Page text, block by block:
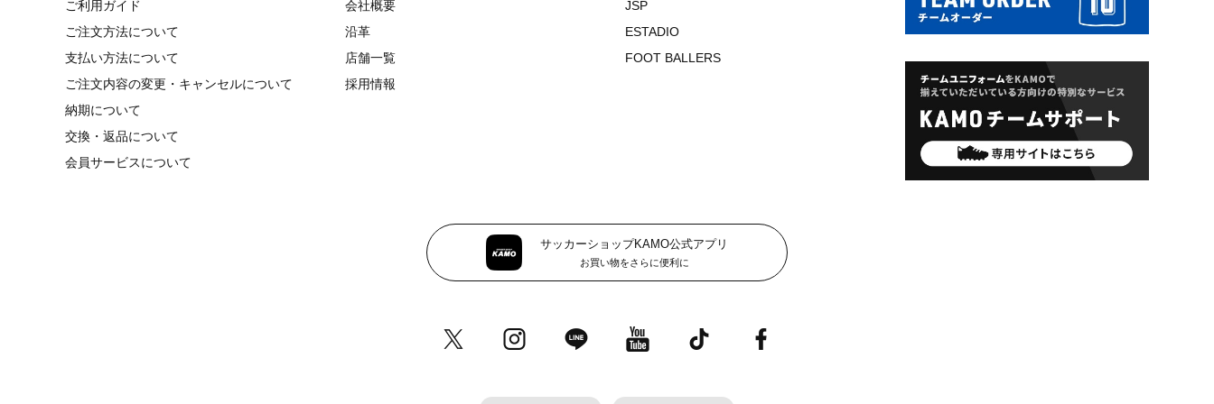
ご利用ガイド
ご注文方法について
支払い方法について
ご注文内容の変更・キャンセルについて
納期について
交換・返品について
会員サービスについて
会社概要
沿革
店舗一覧
採用情報
JSP
ESTADIO
FOOT BALLERS
サッカーショップKAMO公式アプリ
お買い物をさらに便利に